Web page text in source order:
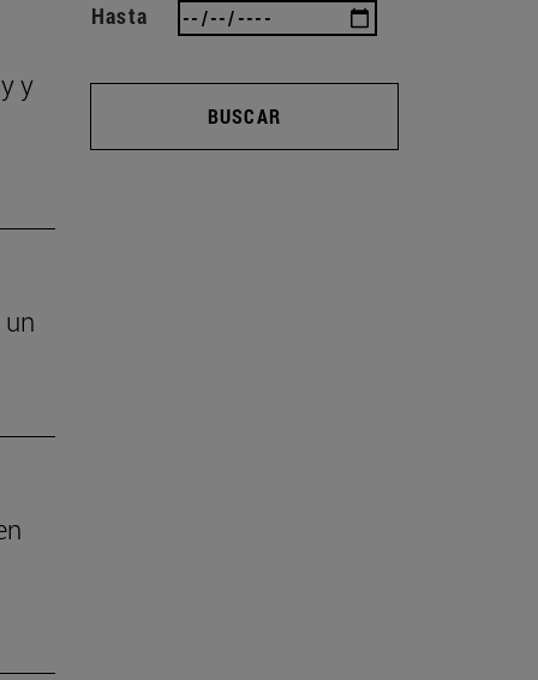
y
Hasta
BUSCAR